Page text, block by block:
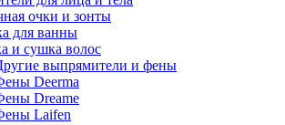
очки и зонты
для ванны
и сушка волос
выпрямители и фены
Deerma
Dreame
Laifen